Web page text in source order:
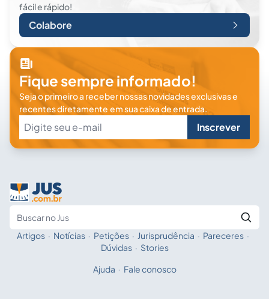
fácil e rápido!
Colabore
Fique sempre informado!
Seja o primeiro a receber nossas novidades exclusivas e
recentes diretamente em sua caixa de entrada.
Inscrever
Fale com a IA
Artigos · Notícias · Petições · Jurisprudência · Pareceres ·
Dúvidas · Stories
Ajuda · Fale conosco